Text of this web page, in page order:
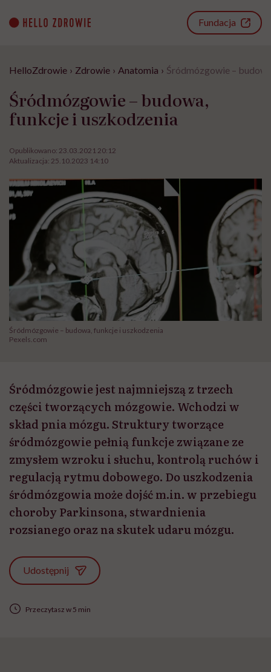
content
Fundacja
HelloZdrowie › Zdrowie › Anatomia › Śródmózgowie –
Śródmózgowie – budowa,
funkcje i uszkodzenia
Opublikowano: 23.03.2021 20:12
Aktualizacja: 25.10.2023 14:10
Śródmózgowie – budowa, funkcje i uszkodzenia
Pexels.com
Śródmózgowie jest najmniejszą z trzech
części tworzących mózgowie. Wchodzi w
skład pnia mózgu. Struktury tworzące
śródmózgowie pełnią funkcje związane ze
zmysłem wzroku i słuchu, kontrolą ruchów i
regulacją rytmu dobowego. Do uszkodzenia
śródmózgowia może dojść m.in. w przebiegu
choroby Parkinsona, stwardnienia
rozsianego oraz na skutek udaru mózgu.
Udostępnij
Przeczytasz w 5 min